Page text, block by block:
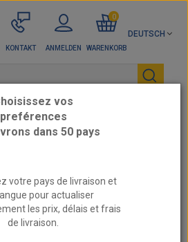
DEUTSCH
KONTAKT ANMELDEN WARENKORB
0
vos
preférences
dans 50 pays
votre pays de livraison et
pour actualiser
les prix, délais et frais
de livraison.